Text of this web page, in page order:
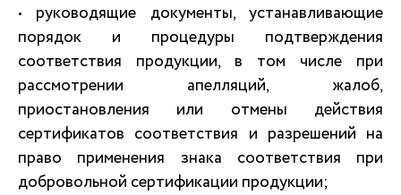
• руководящие документы, устанавливающие
порядок и процедуры подтверждения
соответствия продукции, в том числе при
рассмотрении апелляций, жалоб,
приостановления или отмены действия
сертификатов соответствия и разрешений на
право применения знака соответствия при
добровольной сертификации продукции;